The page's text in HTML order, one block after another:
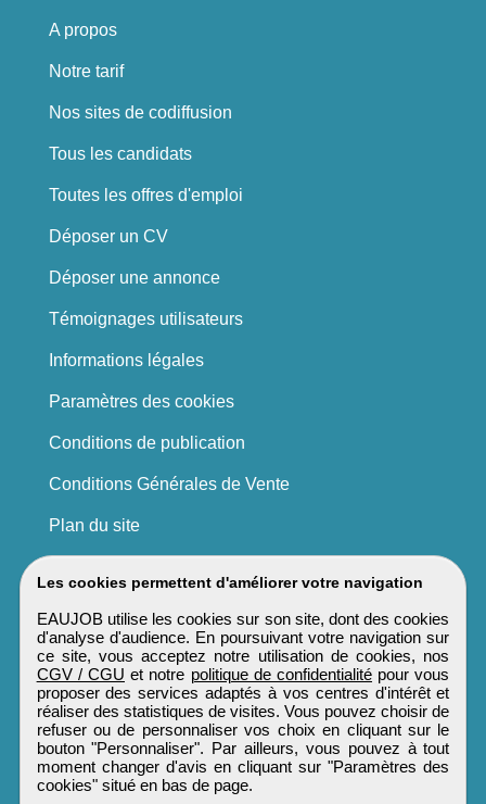
Les cookies permettent d'améliorer votre navigation
EAUJOB utilise les cookies sur son site, dont des cookies
d'analyse d'audience. En poursuivant votre navigation sur
ce site, vous acceptez notre utilisation de cookies, nos
CGV / CGU et notre politique de confidentialité pour vous
proposer des services adaptés à vos centres d'intérêt et
réaliser des statistiques de visites. Vous pouvez choisir de
refuser ou de personnaliser vos choix en cliquant sur le
bouton "Personnaliser". Par ailleurs, vous pouvez à tout
moment changer d'avis en cliquant sur "Paramètres des
cookies" situé en bas de page.
A propos
Notre tarif
Nos sites de codiffusion
Tous les candidats
Toutes les offres d'emploi
Déposer un CV
Déposer une annonce
Témoignages utilisateurs
Informations légales
Paramètres des cookies
Conditions de publication
Conditions Générales de Vente
Plan du site